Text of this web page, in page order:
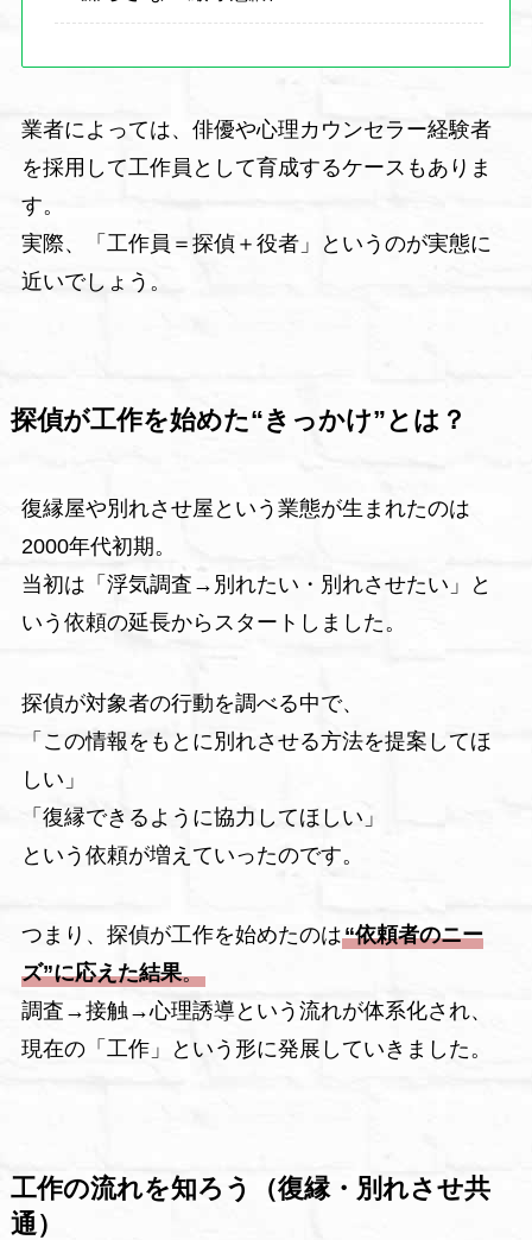
業者によっては、俳優や心理カウンセラー経験者
を採用して工作員として育成するケースもありま
す。
実際、「工作員＝探偵＋役者」というのが実態に
近いでしょう。
探偵が工作を始めた“きっかけ”とは？
復縁屋や別れさせ屋という業態が生まれたのは
2000年代初期。
当初は「浮気調査→別れたい・別れさせたい」と
いう依頼の延長からスタートしました。
探偵が対象者の行動を調べる中で、
「この情報をもとに別れさせる方法を提案してほ
しい」
「復縁できるように協力してほしい」
という依頼が増えていったのです。
つまり、探偵が工作を始めたのは“依頼者のニー
ズ”に応えた結果。
調査→接触→心理誘導という流れが体系化され、
現在の「工作」という形に発展していきました。
工作の流れを知ろう（復縁・別れさせ共
通）